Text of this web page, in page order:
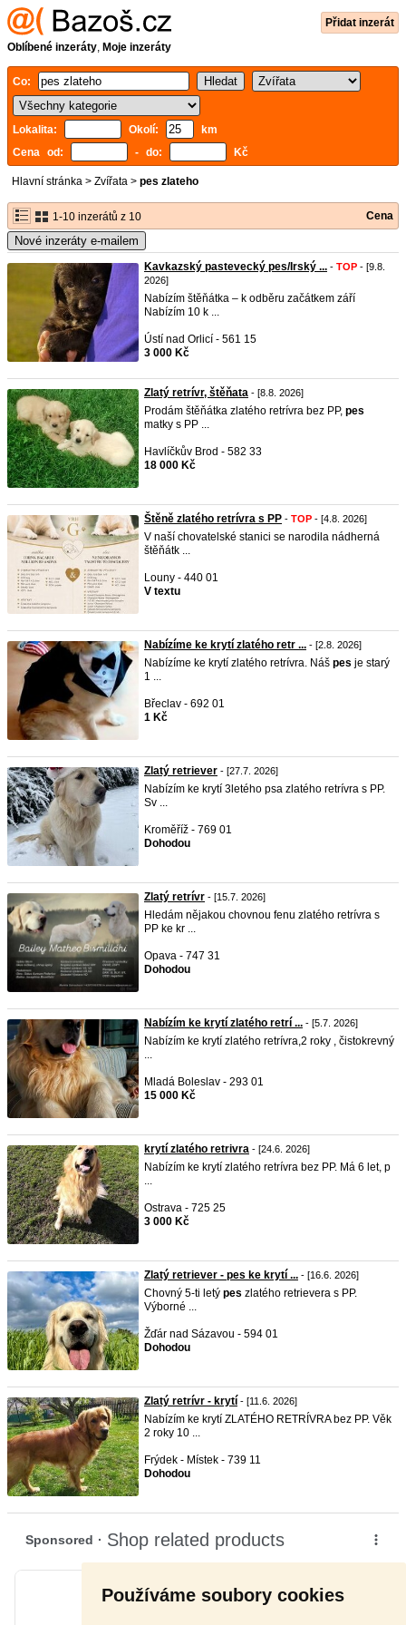
Používáme soubory cookies
Přidat inzerát
Oblíbené inzeráty, Moje inzeráty
Co:
Lokalita: Okolí:
km
Cena od:
- do: Kč
Hlavní stránka > Zvířata > pes zlateho
1-10 inzerátů z 10 Cena
Nové inzeráty e-mailem
Kavkazský pastevecký pes/Irský ... - TOP - [9.8.
2026]
Nabízím štěňátka – k odběru začátkem září
Nabízím 10 k ...
Ústí nad Orlicí - 561 15
3 000 Kč
Zlatý retrívr, štěňata - [8.8. 2026]
Prodám štěňátka zlatého retrívra bez PP, pes
matky s PP ...
Havlíčkův Brod - 582 33
18 000 Kč
Štěně zlatého retrívra s PP - TOP - [4.8. 2026]
V naší chovatelské stanici se narodila nádherná
štěňátk ...
Louny - 440 01
V textu
Nabízíme ke krytí zlatého retr ... - [2.8. 2026]
Nabízíme ke krytí zlatého retrívra. Náš pes je starý
1 ...
Břeclav - 692 01
1 Kč
Zlatý retriever - [27.7. 2026]
Nabízím ke krytí 3letého psa zlatého retrívra s PP.
Sv ...
Kroměříž - 769 01
Dohodou
Zlatý retrívr - [15.7. 2026]
Hledám nějakou chovnou fenu zlatého retrívra s
PP ke kr ...
Opava - 747 31
Dohodou
Nabízím ke krytí zlatého retrí ... - [5.7. 2026]
Nabízím ke krytí zlatého retrívra,2 roky , čistokrevný
...
Mladá Boleslav - 293 01
15 000 Kč
krytí zlatého retrivra - [24.6. 2026]
Nabízím ke krytí zlatého retrívra bez PP. Má 6 let, p
...
Ostrava - 725 25
3 000 Kč
Zlatý retriever - pes ke krytí ... - [16.6. 2026]
Chovný 5-ti letý pes zlatého retrievera s PP.
Výborné ...
Žďár nad Sázavou - 594 01
Dohodou
Zlatý retrívr - krytí - [11.6. 2026]
Nabízím ke krytí ZLATÉHO RETRÍVRA bez PP. Věk
2 roky 10 ...
Frýdek - Místek - 739 11
Dohodou